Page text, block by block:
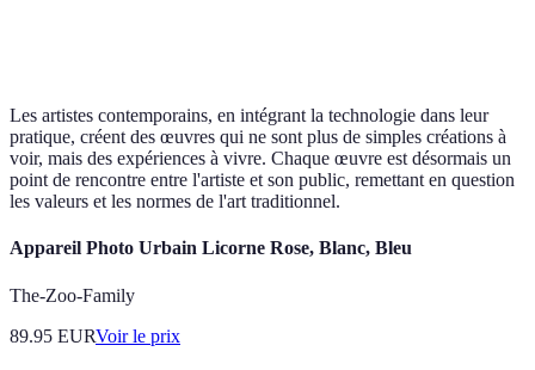
Les artistes contemporains, en intégrant la technologie dans leur
pratique, créent des œuvres qui ne sont plus de simples créations à
voir, mais des expériences à vivre. Chaque œuvre est désormais un
point de rencontre entre l'artiste et son public, remettant en question
les valeurs et les normes de l'art traditionnel.
Appareil Photo Urbain Licorne Rose, Blanc, Bleu
The-Zoo-Family
89.95 EURVoir le prix